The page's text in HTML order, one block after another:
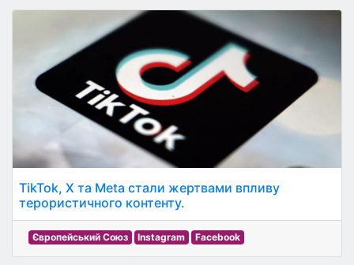
TikTok, X та Meta стали жертвами впливу
терористичного контенту.
Європейський Союз Instagram Facebook